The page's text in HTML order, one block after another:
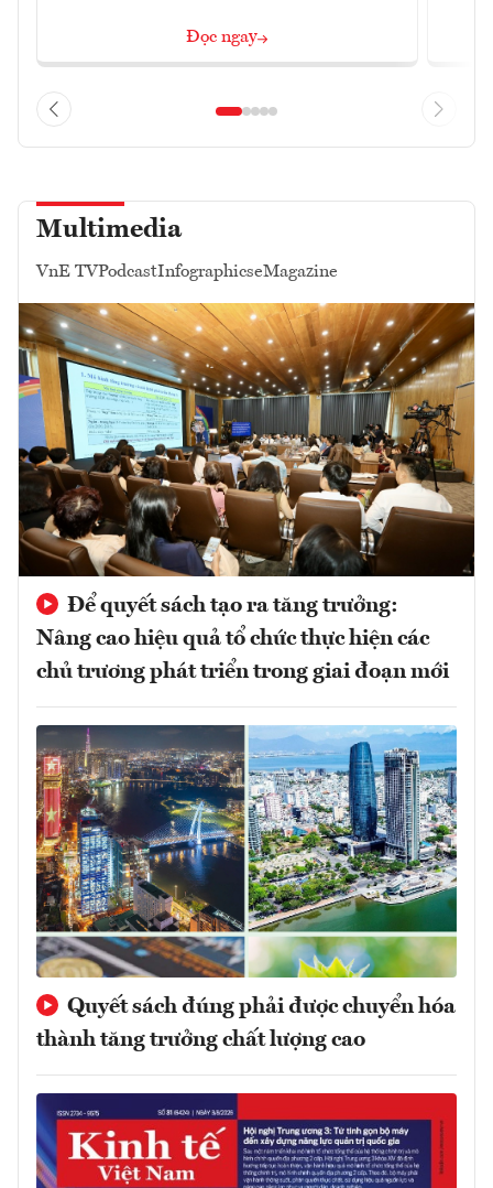
Đọc ngay
Multimedia
VnE TVPodcastInfographicseMagazine
Để quyết sách tạo ra tăng trưởng:
Nâng cao hiệu quả tổ chức thực hiện các
chủ trương phát triển trong giai đoạn mới
Quyết sách đúng phải được chuyển hóa
thành tăng trưởng chất lượng cao